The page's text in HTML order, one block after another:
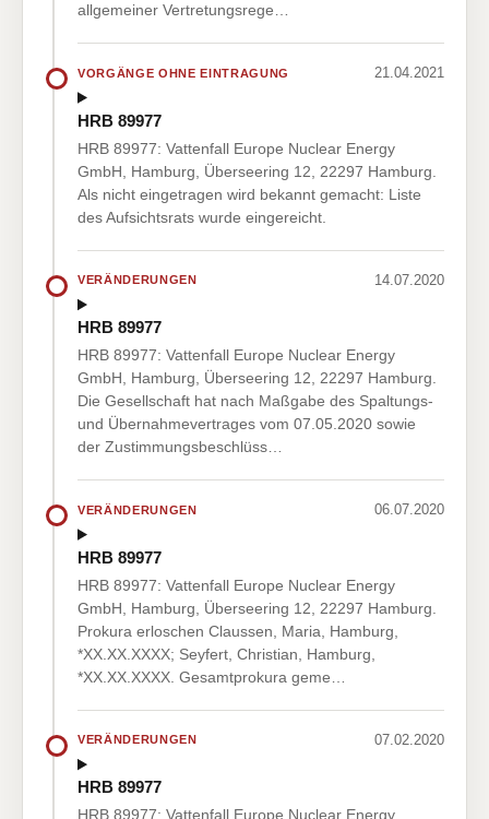
allgemeiner Vertretungsrege…
VORGÄNGE OHNE EINTRAGUNG 21.04.2021
HRB 89977
HRB 89977: Vattenfall Europe Nuclear Energy
GmbH, Hamburg, Überseering 12, 22297 Hamburg.
Als nicht eingetragen wird bekannt gemacht: Liste
des Aufsichtsrats wurde eingereicht.
VERÄNDERUNGEN 14.07.2020
HRB 89977
HRB 89977: Vattenfall Europe Nuclear Energy
GmbH, Hamburg, Überseering 12, 22297 Hamburg.
Die Gesellschaft hat nach Maßgabe des Spaltungs-
und Übernahmevertrages vom 07.05.2020 sowie
der Zustimmungsbeschlüss…
VERÄNDERUNGEN 06.07.2020
HRB 89977
HRB 89977: Vattenfall Europe Nuclear Energy
GmbH, Hamburg, Überseering 12, 22297 Hamburg.
Prokura erloschen Claussen, Maria, Hamburg,
*XX.XX.XXXX; Seyfert, Christian, Hamburg,
*XX.XX.XXXX. Gesamtprokura geme…
VERÄNDERUNGEN 07.02.2020
HRB 89977
HRB 89977: Vattenfall Europe Nuclear Energy